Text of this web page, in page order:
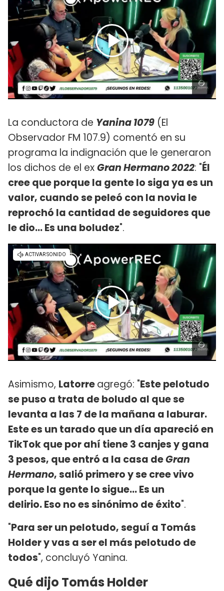
La conductora de Yanina 1079 (El
Observador FM 107.9) comentó en su
programa la indignación que le generaron
los dichos de el exGran Hermano 2022: "Él
cree que porque la gente lo siga ya es un
valor, cuando se peleó con la novia le
reprochó la cantidad de seguidores que
le dio... Es una boludez".
Asimismo, Latorreagregó: "Este pelotudo
se puso a trata de boludo al que se
levanta a las 7 de la mañana a laburar.
Este es un tarado que un día apareció en
TikTok que por ahí tiene 3 canjes y gana
3 pesos, que entró a la casa deGran
Hermano, salió primero y se cree vivo
porque la gente lo sigue... Es un
delirio. Eso no es sinónimo de éxito".
"Para ser un pelotudo, seguí a Tomás
Holder y vas a ser el más pelotudo de
todos", concluyó Yanina.
Qué dijo Tomás Holder